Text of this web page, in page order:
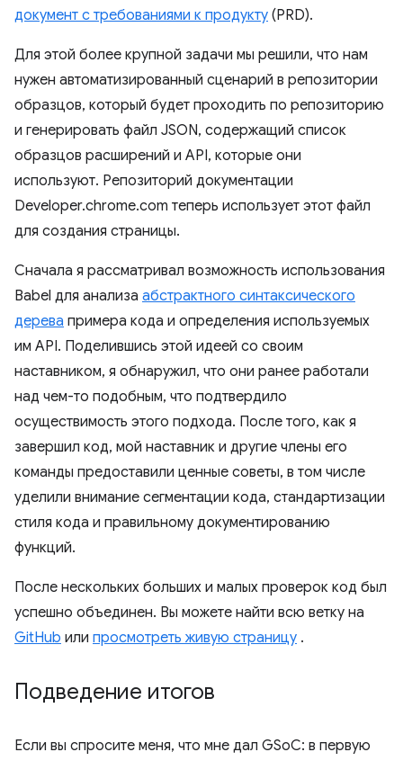
документ с требованиями к продукту (PRD).
Для этой более крупной задачи мы решили, что нам
нужен автоматизированный сценарий в репозитории
образцов, который будет проходить по репозиторию
и генерировать файл JSON, содержащий список
образцов расширений и API, которые они
используют. Репозиторий документации
Developer.chrome.com теперь использует этот файл
для создания страницы.
Сначала я рассматривал возможность использования
Babel для анализа абстрактного синтаксического
дерева примера кода и определения используемых
им API. Поделившись этой идеей со своим
наставником, я обнаружил, что они ранее работали
над чем-то подобным, что подтвердило
осуществимость этого подхода. После того, как я
завершил код, мой наставник и другие члены его
команды предоставили ценные советы, в том числе
уделили внимание сегментации кода, стандартизации
стиля кода и правильному документированию
функций.
После нескольких больших и малых проверок код был
успешно объединен. Вы можете найти всю ветку на
GitHub или просмотреть живую страницу .
Подведение итогов
Если вы спросите меня, что мне дал GSoC: в первую